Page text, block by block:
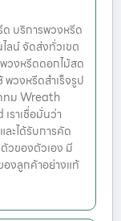
บริการพวงหรีด
ลน์ จัดส่งทั่วเขต
วงหรีดดอกไม้สด
วงหรีดสำเร็จรูป
ทม Wreath
าเชื่อมั่นว่า
ะได้รับการคัด
วของตัวเอง มี
งลูกค้าอย่างแท้